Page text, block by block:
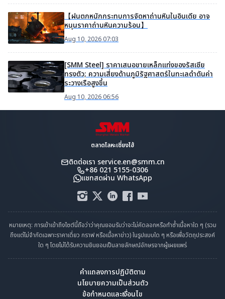
【ฝนตกหนักกระทบการจัดหาถ่านหินในอินเดีย อาจ
หนุนราคาถ่านหินความร้อน】
Aug 10, 2026 07:03
[SMM Steel] ราคาเสนอขายเหล็กแท่งของรัสเซีย
ทรงตัว; ความเสี่ยงด้านภูมิรัฐศาสตร์ในทะเลดำดันค่า
ระวางเรือสูงขึ้น
Aug 10, 2026 06:56
ตลาดโลหะเซี่ยงไฮ้
ติดต่อเรา service.en@smm.cn
+86 021 5155-0306
แชทสดผ่าน WhatsApp
หมายเหตุ: การเข้าเข้าถึงไซต์นี้ถือว่าว่าคุณยอมรับว่าจะไม่คัดลอกหรือทำซ้ำเนื้อหาใด ๆ (รวม
ถึงแต่ไม่จำกัดเฉพาะราคาเดี่ยว กราฟ หรือเนื้อหาข่าว) ในรูปแบบใด ๆ หรือเพื่อวัตถุประสงค์
ใด ๆ โดยไม่ได้รับความยินยอมเป็นลายลักษณ์อักษรจากผู้เผยแพร่
คำแถลงการปฏิบัติตาม
นโยบายความเป็นส่วนตัว
ข้อกำหนดและเงื่อนไข